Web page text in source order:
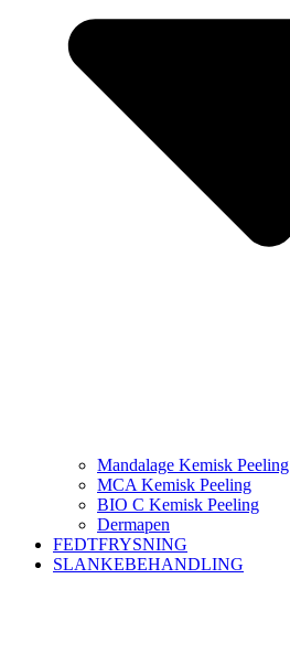
Mandalage Kemisk Peeling
MCA Kemisk Peeling
BIO C Kemisk Peeling
Dermapen
FEDTFRYSNING
SLANKEBEHANDLING